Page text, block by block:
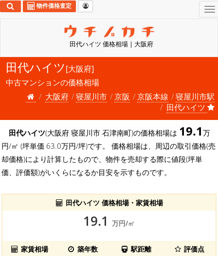
田代ハイツ 価格相場 | 大阪府
物件価格査定
田代ハイツ[大阪府]
中古マンションの価格相場
大阪府
寝屋川市 京阪 京阪本線
寝屋川市駅
田代ハイツ
田代ハイツ(大阪府 寝屋川市 石津南町)の価格相場は 19.1 万
円/㎡ (坪単価 63.0万円/坪)です。 価格相場は、周辺の取引価格(売
却価格)により計算したもので、物件を売却する際に値段(坪単
価、評価額)がいくらになるか目安を示すものです。
田代ハイツ 価格相場・家賃相場
19.1 万円/㎡
家賃相場 築年数 駅距離 評価点